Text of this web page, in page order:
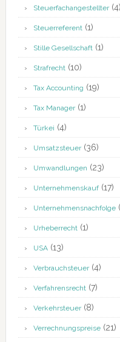
Steuerfachangestellter(4)
Steuerreferent(1)
Stille Gesellschaft(1)
Strafrecht(10)
Tax Accounting (19)
Tax Manager(1)
Türkei (4)
Umsatzsteuer(36)
Umwandlungen (23)
Unternehmenskauf(17)
Unternehmensnachfolge
Urheberrecht(1)
USA(13)
Verbrauchsteuer(4)
Verfahrensrecht(7)
Verkehrsteuer(8)
Verrechnungspreise(21)